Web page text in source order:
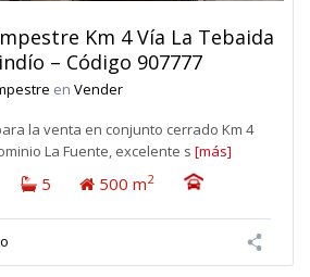
Km 4 Vía La Tebaida
– Código 907777
en Vender
la venta en conjunto cerrado Km 4
La Fuente, excelente s [más]
5 500 m2